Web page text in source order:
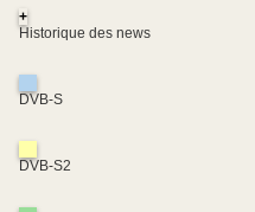
+
Historique des news
DVB-S
DVB-S2